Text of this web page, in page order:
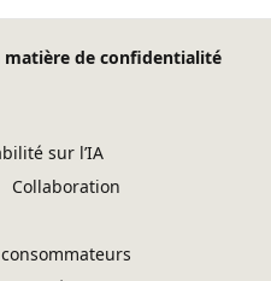
matière de confidentialité
sur l’IA
Collaboration